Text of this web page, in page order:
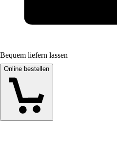
Bequem liefern lassen
Online bestellen